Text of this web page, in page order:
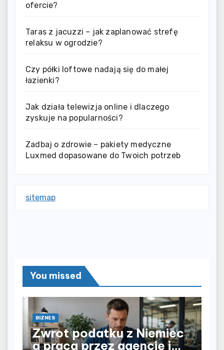
ofercie?
Taras z jacuzzi – jak zaplanować strefę
relaksu w ogrodzie?
Czy półki loftowe nadają się do małej
łazienki?
Jak działa telewizja online i dlaczego
zyskuje na popularności?
Zadbaj o zdrowie – pakiety medyczne
Luxmed dopasowane do Twoich potrzeb
sitemap
You missed
BIZNES
Zwrot podatku z Niemiec
a praca przez agencję i